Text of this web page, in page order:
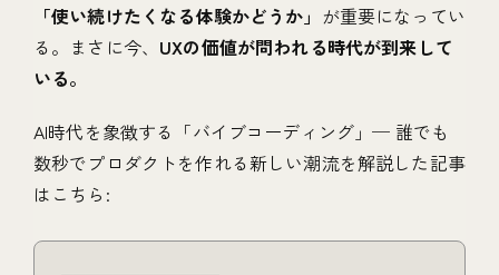
「使い続けたくなる体験かどうか」 が重要になってい
る。まさに今、 UXの価値が問われる時代が到来して
いる。
AI時代を象徴する「バイブコーディング」─ 誰でも
数秒でプロダクトを作れる新しい潮流を解説した記事
はこちら: